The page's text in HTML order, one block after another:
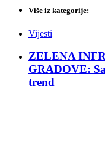
Više iz kategorije:
Vijesti
ZELENA
GRADOVE:
trend